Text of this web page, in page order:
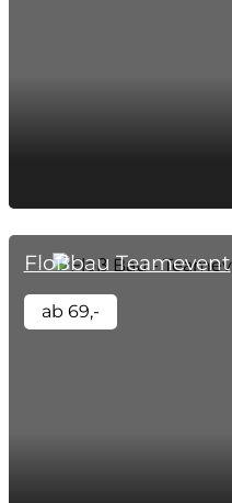
Floßbau Teamevent
ab 69,-